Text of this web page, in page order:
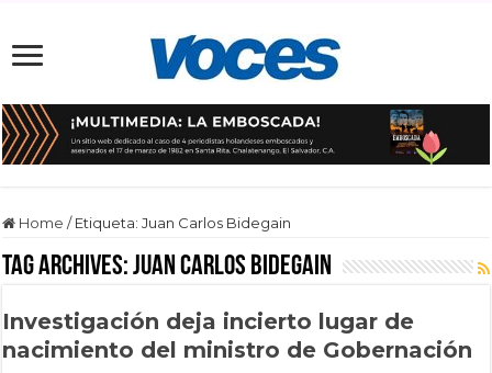
Home / Etiqueta:Juan Carlos Bidegain
Tag Archives:Juan Carlos Bidegain
Investigación deja incierto lugar de
nacimiento del ministro de Gobernación